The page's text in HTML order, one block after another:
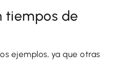
tiempos de
ejemplos, ya que otras